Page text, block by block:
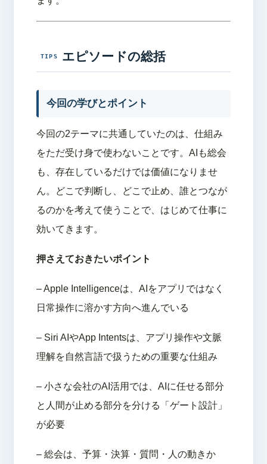
エピソードの総括
今回の学びとポイント
今回の2テーマに共通していたのは、仕組み
をただ受け身で使わないことです。AIも総会
も、存在しているだけでは価値になりませ
ん。どこで判断し、どこで止め、誰とつなが
るのかを考えて使うことで、はじめて仕事に
効いてきます。
押さえておきたいポイント
– Apple Intelligenceは、AIをアプリではなく
日常操作に溶かす方向へ進んでいる
– Siri AIやApp Intentsは、アプリ操作や文脈
理解を自然言語で扱うための重要な仕組み
– 小さな会社のAI活用では、AIに任せる部分
と人間が止める部分を分ける「ゲート設計」
が必要
– 総会は、予算・決算・質問・人の動きか